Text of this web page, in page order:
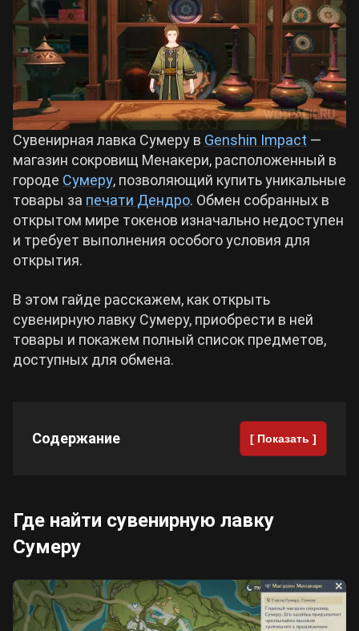
Crimson Desert
Zenless Zone Zero
Kingdom Come: Deliverance 2
Path of Exile 2
Wuthering Waves
Roblox
Hogwarts Legacy
Все игры
Билды Arknights: Endfield
Билды Wuthering Waves
Билды Cyberpunk 2077
Билды Path of Exile 2
Сувенирная лавка Сумеру в Genshin Impact —
магазин сокровищ Менакери, расположенный в
городе Сумеру, позволяющий купить уникальные
товары за печати Дендро. Обмен собранных в
открытом мире токенов изначально недоступен
и требует выполнения особого условия для
открытия.
В этом гайде расскажем, как открыть
сувенирную лавку Сумеру, приобрести в ней
товары и покажем полный список предметов,
доступных для обмена.
Содержание [ Показать ]
Где найти сувенирную лавку
Сумеру